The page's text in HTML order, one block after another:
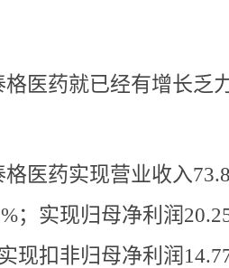
格医药就已经有增长乏
医药实现营业收入
；实现归母净利润
现扣非归母净利润